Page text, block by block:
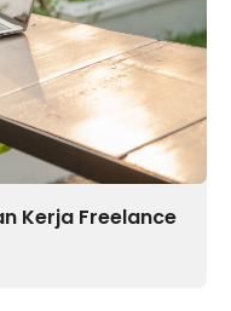
Kerja Freelance